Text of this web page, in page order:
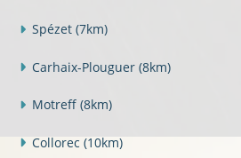
Spézet (7km)
Carhaix-Plouguer (8km)
Motreff (8km)
Collorec (10km)